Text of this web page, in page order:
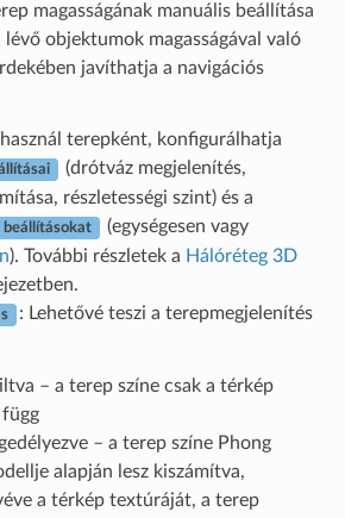
magasságának manuális beállítása
lévő objektumok magasságával való
javíthatja a navigációs
terepként, konfigurálhatja
(drótváz megjelenítés,
részletességi szint) és a
beállításokat
(egységesen vagy
). További részletek a Hálóréteg 3D
: Lehetővé teszi a terepmegjelenítés
– a terep színe csak a térkép
– a terep színe Phong
alapján lesz kiszámítva,
a térkép textúráját, a terep